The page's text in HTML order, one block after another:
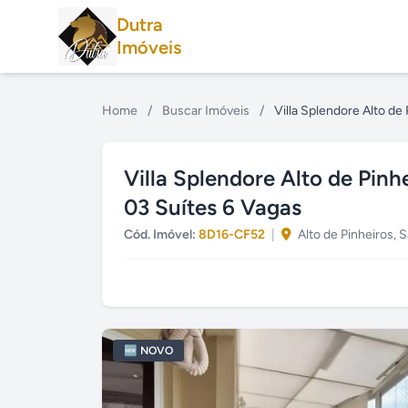
Dutra
Imóveis
Home / Buscar Imóveis / Villa Splendore Alto de
Villa Splendore Alto de
03 Suítes 6 Vagas
Cód. Imóvel: 8D16-CF52 Alto de Pinheiros,
🆕 NOVO